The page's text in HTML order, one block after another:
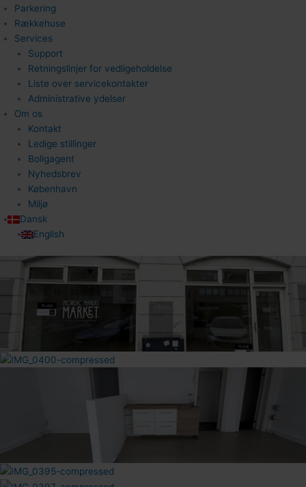
Parkering
Rækkehuse
Services
Support
Retningslinjer for vedligeholdelse
Liste over servicekontakter
Administrative ydelser
Om os
Kontakt
Ledige stillinger
Boligagent
Nyhedsbrev
København
Miljø
Dansk
English